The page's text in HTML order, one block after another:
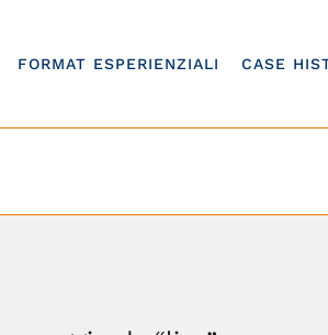
FORMAT ESPERIENZIALI CASE